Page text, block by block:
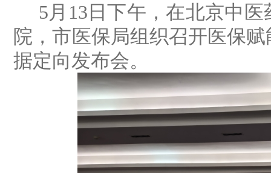
5月 13 日下午，在北京中
院，市医保局组织召开医保
据定向发布会。